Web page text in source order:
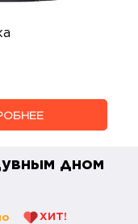
дном
ХИТ!